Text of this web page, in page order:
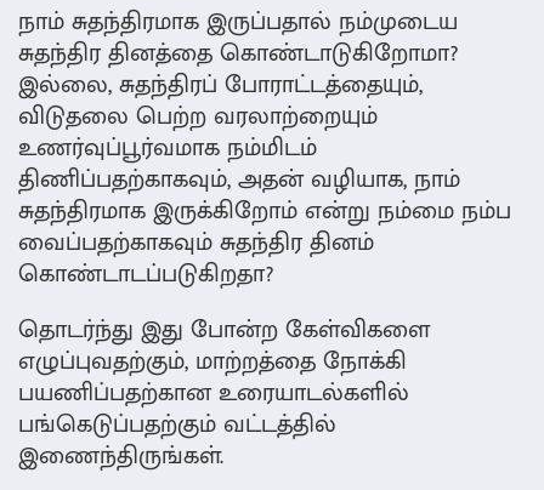
நாம் சுதந்திரமாக இருப்பதால் நம்முடைய
சுதந்திர தினத்தை கொண்டாடுகிறோமா?
இல்லை, சுதந்திரப் போராட்டத்தையும்,
விடுதலை பெற்ற வரலாற்றையும்
உணர்வுப்பூர்வமாக நம்மிடம்
திணிப்பதற்காகவும், அதன் வழியாக, நாம்
சுதந்திரமாக இருக்கிறோம் என்று நம்மை நம்ப
வைப்பதற்காகவும் சுதந்திர தினம்
கொண்டாடப்படுகிறதா?
தொடர்ந்து இது போன்ற கேள்விகளை
எழுப்புவதற்கும், மாற்றத்தை நோக்கி
பயணிப்பதற்கான உரையாடல்களில்
பங்கெடுப்பதற்கும் வட்டத்தில்
இணைந்திருங்கள்.